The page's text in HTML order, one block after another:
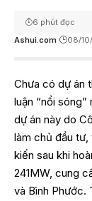
Ashui.com 08/
6 phút đọc
Chưa có dự án
luận “nổi
dự án này do
làm chủ đầu
kiến sau khi
241MW, cung
và Bình Phước.